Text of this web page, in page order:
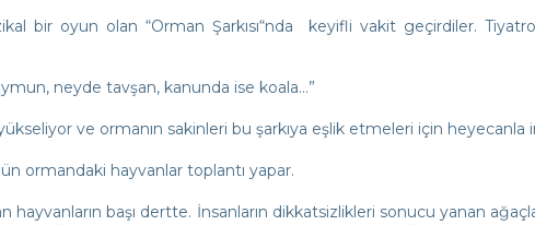
bir oyun olan “Orman Şarkısı“nda keyifli vakit geçirdiler.
neyde tavşan, kanunda ise koala…”
ve ormanın sakinleri bu şarkıya eşlik etmeleri için heyecanla
ormandaki hayvanlar toplantı yapar.
hayvanların başı dertte. İnsanların dikkatsizlikleri sonucu yanan